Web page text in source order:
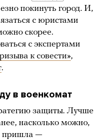
покинуть город. И,
с юристами
скорее.
с экспертами
к совести»,
.
в военкомат
защиты. Лучше
насколько можно,
пришла —